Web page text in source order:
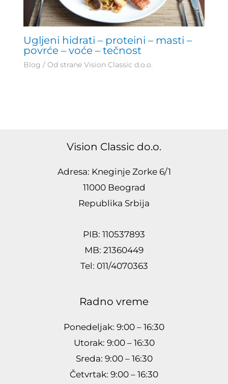
Ugljeni hidrati – proteini – masti –
povrće – voće – tečnost
Blog / Od strane Vision Classic d.o.o.
Vision Classic do.o.
Adresa: Kneginje Zorke 6/1
11000 Beograd
Republika Srbija
PIB: 110537893
MB: 21360449
Tel: 011/4070363
Radno vreme
Ponedeljak: 9:00 – 16:30
Utorak: 9:00 – 16:30
Sreda: 9:00 – 16:30
Četvrtak: 9:00 – 16:30